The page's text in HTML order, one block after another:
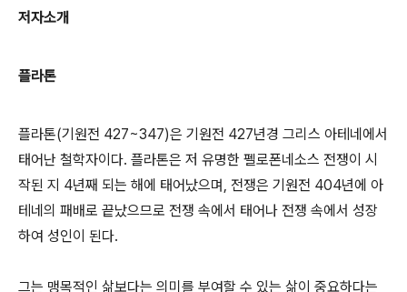
저자소개
플라톤
플라톤(기원전 427~347)은 기원전 427년경 그리스 아테네에서
태어난 철학자이다. 플라톤은 저 유명한 펠로폰네소스 전쟁이 시
작된 지 4년째 되는 해에 태어났으며, 전쟁은 기원전 404년에 아
테네의 패배로 끝났으므로 전쟁 속에서 태어나 전쟁 속에서 성장
하여 성인이 된다.
그는 맹목적인 삶보다는 의미를 부여할 수 있는 삶이 중요하다는